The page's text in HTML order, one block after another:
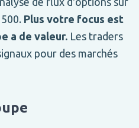
Plus votre focus est
a de valeur. Les traders
pour des marchés